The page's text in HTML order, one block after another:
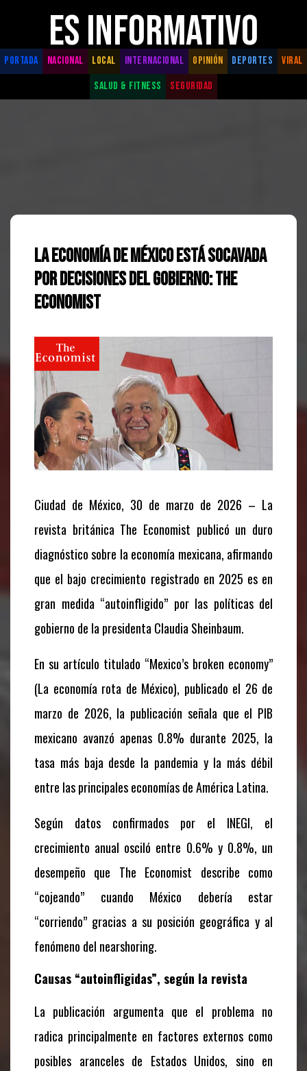
ES INFORMATIVO
PORTADA NACIONAL LOCAL INTERNACIONAL OPINIÓN DEPORTES
VIRAL
SALUD & FITNESS
SEGURIDAD
La economía de México está socavada
por decisiones del gobierno: The
Economist
Ciudad de México, 30 de marzo de 2026 – La
revista británica The Economist publicó un duro
diagnóstico sobre la economía mexicana, afirmando
que el bajo crecimiento registrado en 2025 es en
gran medida “autoinfligido” por las políticas del
gobierno de la presidenta Claudia Sheinbaum.
En su artículo titulado “Mexico’s broken economy”
(La economía rota de México), publicado el 26 de
marzo de 2026, la publicación señala que el PIB
mexicano avanzó apenas 0.8% durante 2025, la
tasa más baja desde la pandemia y la más débil
entre las principales economías de América Latina.
Según datos confirmados por el INEGI, el
crecimiento anual osciló entre 0.6% y 0.8%, un
desempeño que The Economist describe como
“cojeando” cuando México debería estar
“corriendo” gracias a su posición geográfica y al
fenómeno del nearshoring.
Causas “autoinfligidas”, según la revista
La publicación argumenta que el problema no
radica principalmente en factores externos como
posibles aranceles de Estados Unidos, sino en